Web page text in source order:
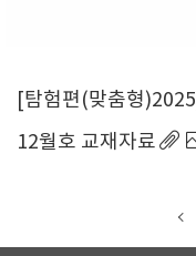
탐험편(맞춤형)2025
12월호 교재자료